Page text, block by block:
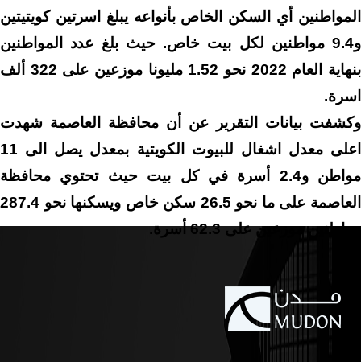
المواطنين أي السكن الخاص بأنواعه يبلغ اسرتين كويتيتين
و9.4 مواطنين لكل بيت خاص. حيث بلغ عدد المواطنين
بنهاية العام 2022 نحو 1.52 مليونا موزعين على 322 ألف
اسرة.
وكشفت بيانات التقرير عن أن محافظة العاصمة شهدت
اعلى معدل اشغال للبيوت الكويتية بمعدل يصل الى 11
مواطن و2.4 أسرة في كل بيت حيث تحتوي محافظة
العاصمة على ما نحو 26.5 سكن خاص ويسكنها نحو 287.4
مواطنين موزعين على 62.3 أسرة.